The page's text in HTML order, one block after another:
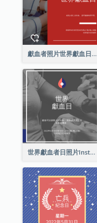
獻血者照片世界獻血日Instagram帖子
世界獻血者日照片Instagram帖子